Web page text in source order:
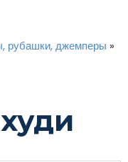
рубашки, джемперы »